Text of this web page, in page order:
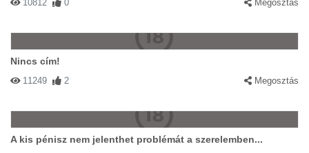
10812 0 Megosztás
Nincs cím!
11249 2 Megosztás
A kis pénisz nem jelenthet problémát a szerelemben...